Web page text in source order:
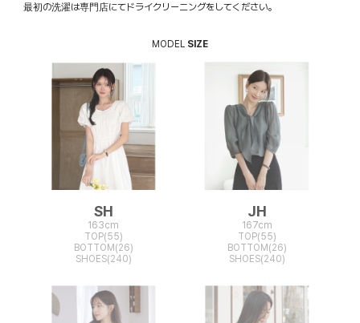
最初の洗濯は専門店にてドライクリーニングをしてください。
MODEL SIZE
SH
163cm
TOP(55)
BOTTOM(26)
SHOES(240)
JH
167cm
TOP(55)
BOTTOM(26)
SHOES(240)